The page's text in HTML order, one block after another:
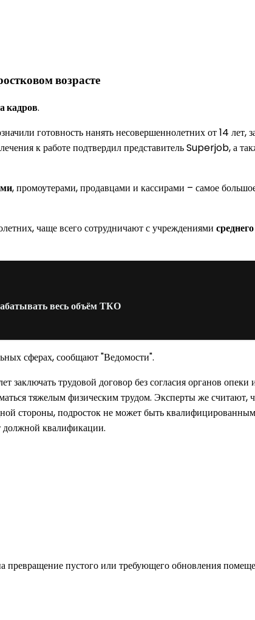
возрасте
кадров.
готовность нанять несовершеннолетних от 14
к работе подтвердил представитель Superjob, а
, промоутерами, продавцами и кассирами – самое
чаще всего сотрудничают с учреждениями
весь объём ТКО
сферах, сообщают "Ведомости".
трудовой договор без согласия органов опеки
тяжелым физическим трудом. Эксперты же считают,
стороны, подросток не может быть
должной квалификации.
превращение пустого или требующего обновления